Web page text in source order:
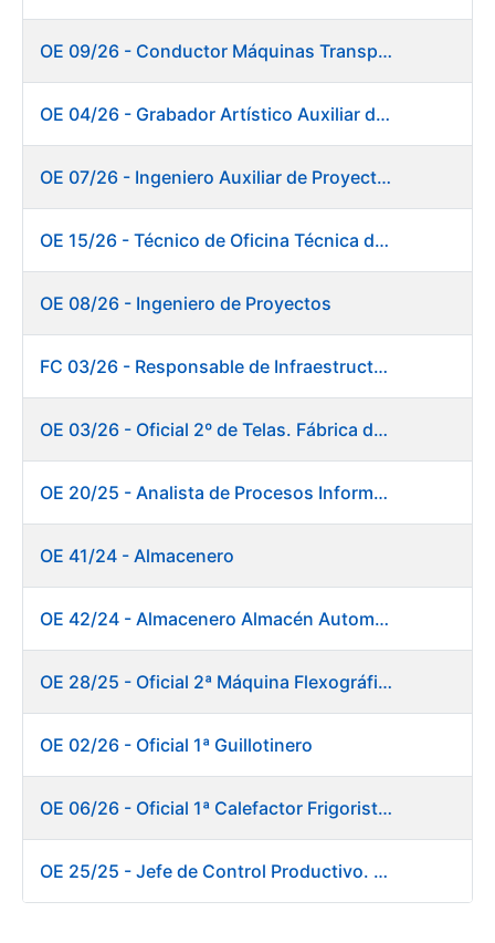
OE 09/26 - Conductor Máquinas Transportadoras Elevadoras. Fábrica de Papel
OE 04/26 - Grabador Artístico Auxiliar de Originales
OE 07/26 - Ingeniero Auxiliar de Proyectos. Ceres
OE 15/26 - Técnico de Oficina Técnica de Producto. Fábrica de Papel
OE 08/26 - Ingeniero de Proyectos
FC 03/26 - Responsable de Infraestructuras de TI
OE 03/26 - Oficial 2º de Telas. Fábrica de Papel
OE 20/25 - Analista de Procesos Informáticos
OE 41/24 - Almacenero
OE 42/24 - Almacenero Almacén Automático
OE 28/25 - Oficial 2ª Máquina Flexográfica y Finalizado
OE 02/26 - Oficial 1ª Guillotinero
OE 06/26 - Oficial 1ª Calefactor Frigorista. Fábrica de Papel
OE 25/25 - Jefe de Control Productivo. Fábrica de Papel